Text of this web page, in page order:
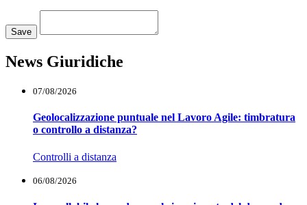
Save
News Giuridiche
07/08/2026
Geolocalizzazione puntuale nel Lavoro Agile: timbratura
o controllo a distanza?
Controlli a distanza
06/08/2026